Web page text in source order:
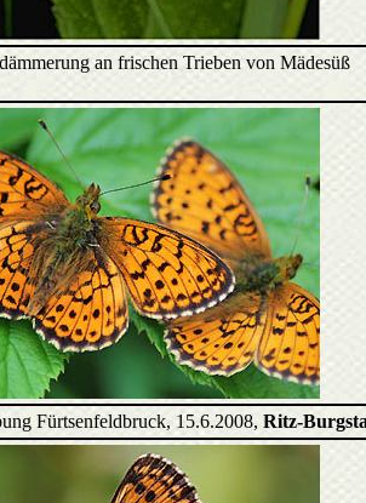
an frischen Trieben von Mädesüß
Fürtsenfeldbruck, 15.6.2008, Ritz-